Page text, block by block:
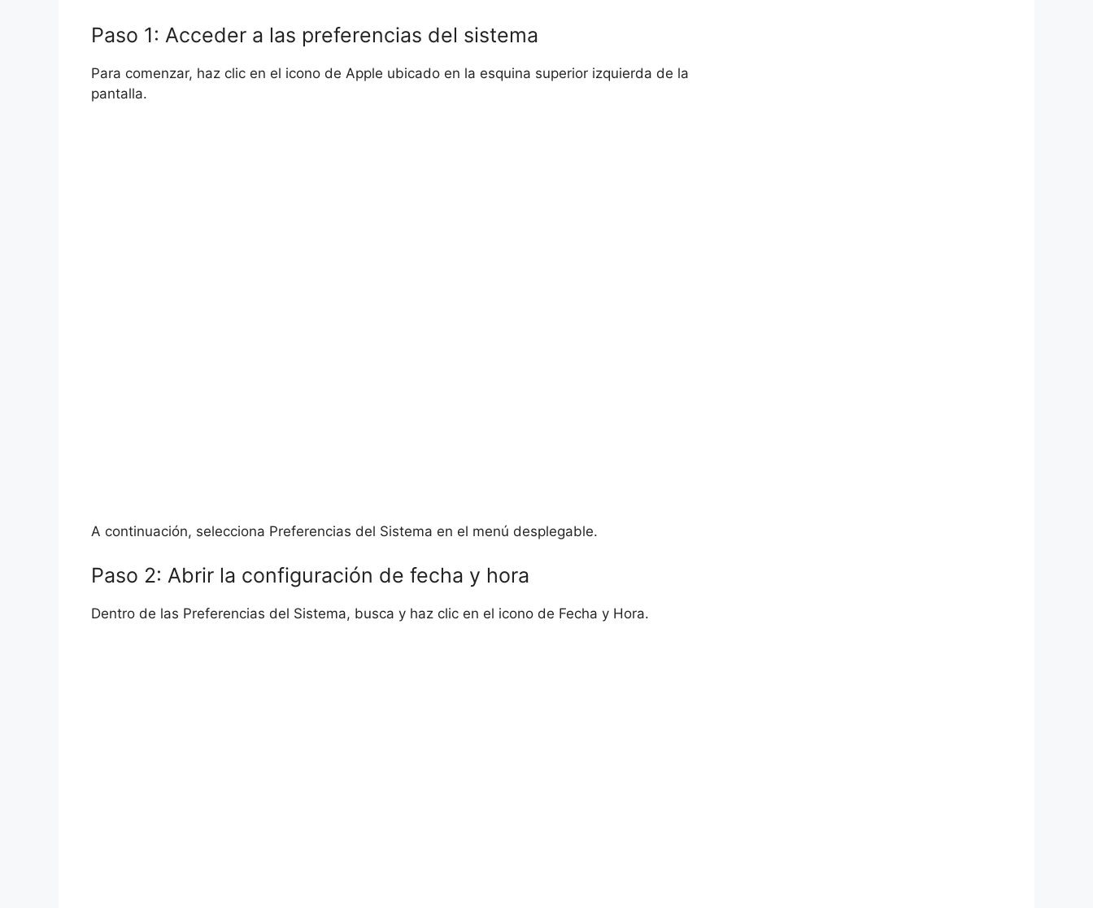
Paso 1: Acceder a las preferencias del sistema
Para comenzar, haz clic en el icono de Apple ubicado en la esquina superior izquierda de la
pantalla.
A continuación, selecciona Preferencias del Sistema en el menú desplegable.
Paso 2: Abrir la configuración de fecha y hora
Dentro de las Preferencias del Sistema, busca y haz clic en el icono de Fecha y Hora.